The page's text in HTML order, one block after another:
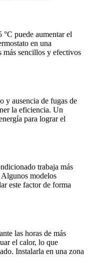
puede aumentar el
en una
más sencillos y efectivos
y ausencia de fugas de
la eficiencia. Un
para lograr el
trabaja más
modelos
este factor de forma
las horas de más
el calor, lo que
Instalarla en una zona